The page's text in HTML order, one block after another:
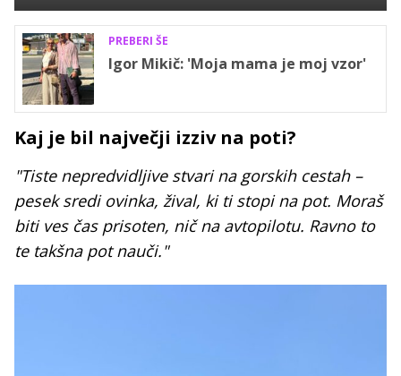
PREBERI ŠE
Igor Mikič: 'Moja mama je moj vzor'
Kaj je bil največji izziv na poti?
"Tiste nepredvidljive stvari na gorskih cestah –
pesek sredi ovinka, žival, ki ti stopi na pot. Moraš
biti ves čas prisoten, nič na avtopilotu. Ravno to
te takšna pot nauči."